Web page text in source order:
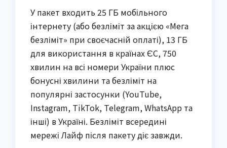
У пакет входить 25 ГБ мобільного
інтернету (або безліміт за акцією «Мега
безліміт» при своєчасній оплаті), 13 ГБ
для використання в країнах ЄС, 750
хвилин на всі номери України плюс
бонусні хвилини та безліміт на
популярні застосунки (YouTube,
Instagram, TikTok, Telegram, WhatsApp та
інші) в Україні. Безліміт всередині
мережі Лайф після пакету діє завжди.